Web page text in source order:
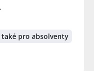
také pro absolventy